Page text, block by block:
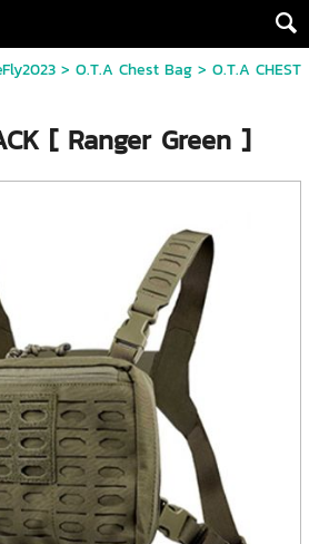
> O.T.A Chest Bag> O.T.A CHEST
[ Ranger Green ]